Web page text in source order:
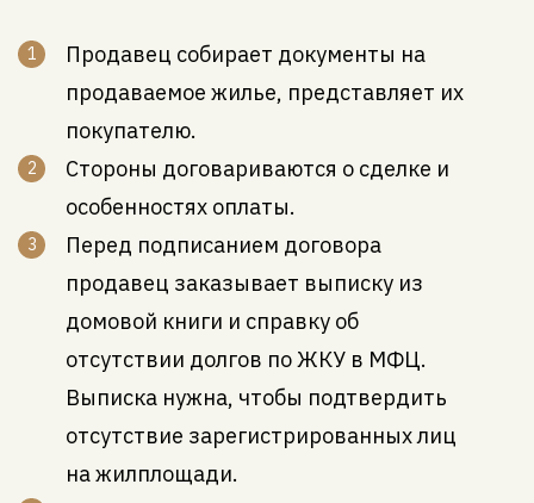
Продавец собирает документы на
продаваемое жилье, представляет их
покупателю.
Стороны договариваются о сделке и
особенностях оплаты.
Перед подписанием договора
продавец заказывает выписку из
домовой книги и справку об
отсутствии долгов по ЖКУ в МФЦ.
Выписка нужна, чтобы подтвердить
отсутствие зарегистрированных лиц
на жилплощади.